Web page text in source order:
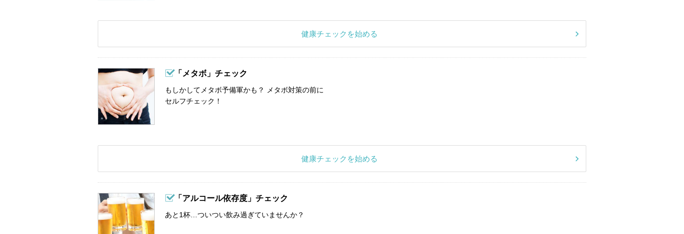
健康チェックを始める
「メタボ」チェック
もしかしてメタボ予備軍かも？ メタボ対策の前に
セルフチェック！
健康チェックを始める
「アルコール依存度」チェック
あと1杯…ついつい飲み過ぎていませんか？